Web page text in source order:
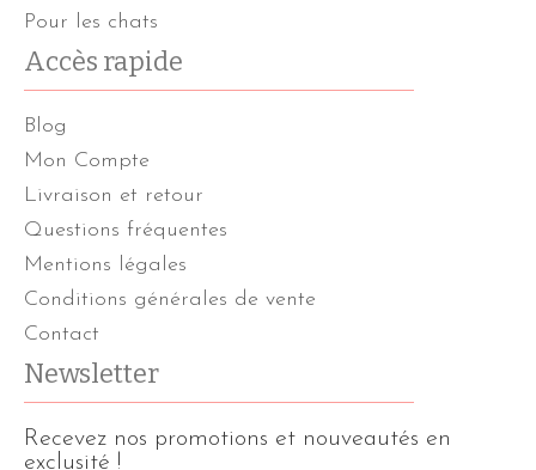
Pour les chats
Accès rapide
Blog
Mon Compte
Livraison et retour
Questions fréquentes
Mentions légales
Conditions générales de vente
Contact
Newsletter
Recevez nos promotions et nouveautés en
exclusité !